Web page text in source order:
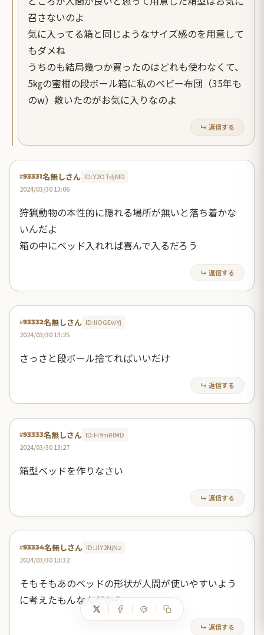
召さないのよ
気に入ってる箱と同じようなサイズ感のを用意して
もダメね
うちのも結局幾つか買ったのはどれも使わなくて、
5㎏の蜜柑の段ボール箱に私のベビー布団（35年も
のw）敷いたのがお気に入りなのよ
↳ 返信する
#93331名無しさん ID:Y2OTdjMD
2024/03/30 13:06
狩猟動物の本性的に隠れる場所が無いと落ち着かな
いんだよ
箱の中にベッド入れれば喜んで入るだろう
↳ 返信する
#93332名無しさん ID:liOGEwYj
2024/03/30 13:25
さっさと段ボール捨てればいいだけ
↳ 返信する
#93333名無しさん ID:FiYmRlMD
2024/03/30 13:27
箱型ベッドを作りなさい
↳ 返信する
#93334名無しさん ID:JlY2NjNz
2024/03/30 13:32
そもそもあのベッドの形状が人間が使いやすいよう
に考えたもんなんだから
↳ 返信する